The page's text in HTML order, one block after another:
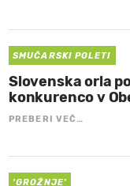
SMUČARSKI POLETI
Slovenska orla
konkurenco v
PREBERI VEČ…
'GROŽNJE'